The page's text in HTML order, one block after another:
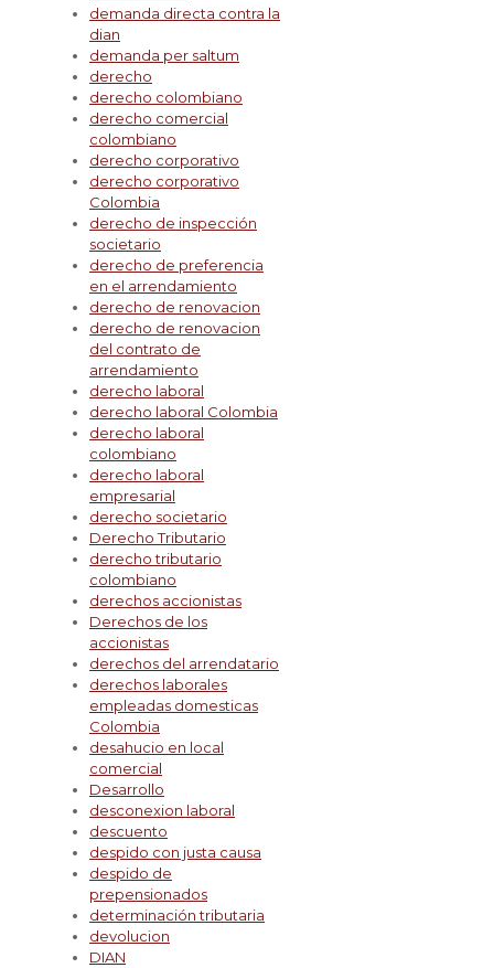
demanda directa contra la
dian
demanda per saltum
derecho
derecho colombiano
derecho comercial
colombiano
derecho corporativo
derecho corporativo
Colombia
derecho de inspección
societario
derecho de preferencia
en el arrendamiento
derecho de renovacion
derecho de renovacion
del contrato de
arrendamiento
derecho laboral
derecho laboral Colombia
derecho laboral
colombiano
derecho laboral
empresarial
derecho societario
Derecho Tributario
derecho tributario
colombiano
derechos accionistas
Derechos de los
accionistas
derechos del arrendatario
derechos laborales
empleadas domesticas
Colombia
desahucio en local
comercial
Desarrollo
desconexion laboral
descuento
despido con justa causa
despido de
prepensionados
determinación tributaria
devolucion
DIAN